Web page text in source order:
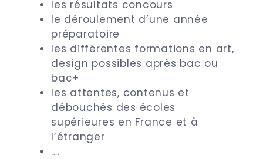
les résultats concours
le déroulement d’une année
préparatoire
les différentes formations en art,
design possibles après bac ou
bac+
les attentes, contenus et
débouchés des écoles
supérieures en France et à
l’étranger
….